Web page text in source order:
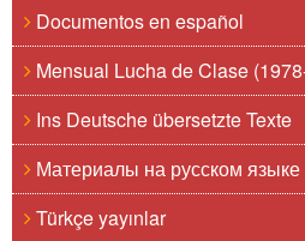
Documentos en español
Mensual Lucha de Clase
Ins Deutsche übersetzte Texte
Материалы на русском языке
Türkçe yayınlar